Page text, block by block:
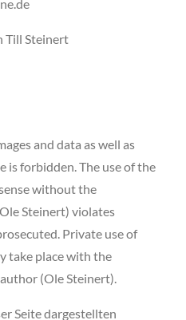
Till Steinert
and data as well as
is forbidden. The use of the
without the
Steinert) violates
Private use of
take place with the
(Ole Steinert).
Seite dargestellten